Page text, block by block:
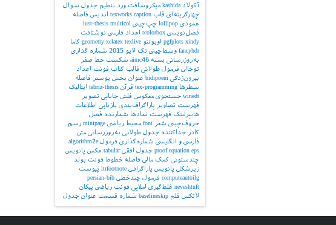
آکولاد kashida میکروسافت ورد تنظیم جدول سوال
چهارگزینه‌ای قاب texworks caption اندیس فاصله
عمودی lollipop چپ‌چینی iust-thesis multicol
فصل‌نویسی tcolorbox اعداد فارسی نوشتافت
pgfplots xindy اوبونتو geometry xelatex texlive
کاما
fancyhdr وسط‌چینی تک لایو 2015
شماره گذاری
به‌روزرسانی بسته aimc46 شکست خط صفر
توخالی فرمول طولانی قالب کتاب فونت اعداد
بیرون‌زدگی bidipoem عنوان بخش پوستر
فاصله
سطرها
tex-programming قرآن tabriz-thesis
ایتالیک
winedt جستجوی معکوس فلش جایابی تصویر
فهرست تصاویر
پاراگراف‌بندی بازیابی اطلاعات
هایپرلینک فهرست نمادها
شمارنده فصل
حروف‌چینی شعر font محیط ریاضی minipage رسم
کادر
جداکننده جدول طولانی به‌روزرسانی متن
فارسی و انگلیسی شماره‌گذاری فرمول algorithm2e
proof equation eps جدول افقی tabular عکس پانویس
چندستونی کمک مالی فاصله خطوط فونت بولد
زیرشکل پانویس پاراگرافی ltrfootnote پیوست
computeautoilg فرمول چندخطی persian-bib
neveshtuft غلط‌گیری املایی فونت ریاضی پیکان
لاتکس قلم baselineskip شماره قسمت عنوان جدول